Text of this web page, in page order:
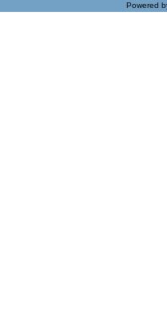
Powered